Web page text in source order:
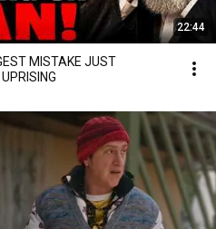
22:44
MISTAKE JUST